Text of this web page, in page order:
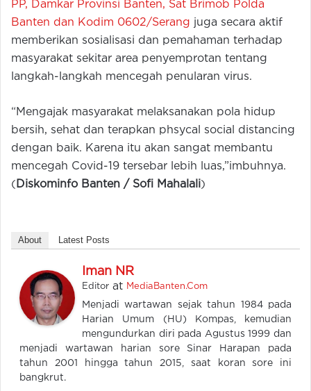
PP, Damkar Provinsi Banten, Sat Brimob Polda
Banten dan Kodim 0602/Serang juga secara aktif
memberikan sosialisasi dan pemahaman terhadap
masyarakat sekitar area penyemprotan tentang
langkah-langkah mencegah penularan virus.
“Mengajak masyarakat melaksanakan pola hidup
bersih, sehat dan terapkan phsycal social distancing
dengan baik. Karena itu akan sangat membantu
mencegah Covid-19 tersebar lebih luas,”imbuhnya.
( Diskominfo Banten / Sofi Mahalali)
About Latest Posts
Iman NR
Editor at MediaBanten.Com
Menjadi wartawan sejak tahun 1984 pada
Harian Umum (HU) Kompas, kemudian
mengundurkan diri pada Agustus 1999 dan
menjadi wartawan harian sore Sinar Harapan pada
tahun 2001 hingga tahun 2015, saat koran sore ini
bangkrut.